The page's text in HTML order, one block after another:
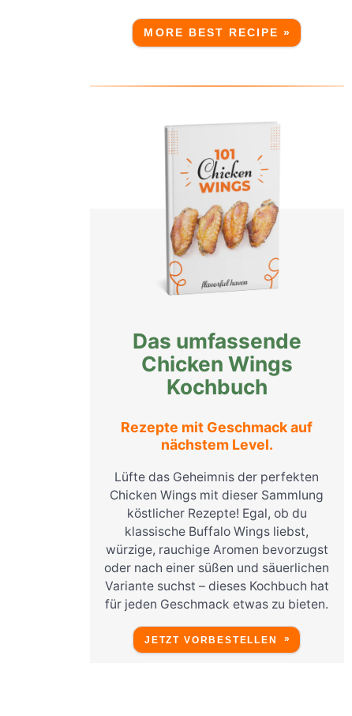
MORE BEST RECIPE »
Das umfassende
Chicken Wings
Kochbuch
Rezepte mit Geschmack auf
nächstem Level.
Lüfte das Geheimnis der perfekten
Chicken Wings mit dieser Sammlung
köstlicher Rezepte! Egal, ob du
klassische Buffalo Wings liebst,
würzige, rauchige Aromen bevorzugst
oder nach einer süßen und säuerlichen
Variante suchst – dieses Kochbuch hat
für jeden Geschmack etwas zu bieten.
JETZT VORBESTELLEN